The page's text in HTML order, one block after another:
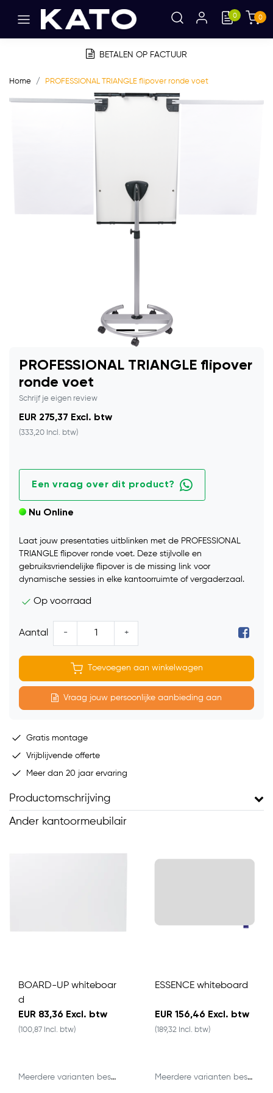
0 0
BETALEN OP FACTUUR
Home PROFESSIONAL TRIANGLE flipover ronde voet
PROFESSIONAL TRIANGLE flipover
ronde voet
Schrijf je eigen review
EUR 275,37 Excl. btw
(333,20 Incl. btw)
Een vraag over dit product?
Nu Online
Laat jouw presentaties uitblinken met de PROFESSIONAL
TRIANGLE flipover ronde voet. Deze stijlvolle en
gebruiksvriendelijke flipover is de missing link voor
dynamische sessies in elke kantoorruimte of vergaderzaal.
Op voorraad
Aantal - +
Toevoegen aan winkelwagen
Vraag jouw persoonlijke aanbieding aan
Gratis montage
Vrijblijvende offerte
Meer dan 20 jaar ervaring
Productomschrijving
Ander kantoormeubilair
BOARD-UP whiteboar
d
EUR 83,36 Excl. btw
(100,87 Incl. btw)
Meerdere varianten beschikbaar
ESSENCE whiteboard
EUR 156,46 Excl. btw
(189,32 Incl. btw)
Meerdere varianten beschikbaar